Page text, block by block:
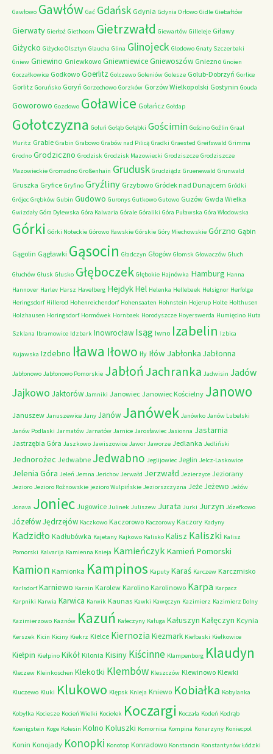
Gawłowo Gawłów Gać Gdańsk Gdynia Gdynia Orłowo Gidle Giebałtów
Gierwaty Gierłoż Giethoorn Gietrzwałd Giewartów Gilleleje Giławy
Giżycko Giżycko Olsztyn Glaucha Glina Glinojeck Glodowo Gnaty Szczerbaki
Gniew Gniewino Gniewkowo GniewniewiceGniewoszów Gniezno Gnoien
Goczałkowice Godkowo Goerlitz Golczewo Goleniów Golesze Golub-Dobrzyń Gorlice
Gorlitz Goruńsko Goryń Gorzechowo Gorzków Gorzów Wielkopolski Gostynin Gouda
Goworowo Gozdowo Goławice Gołańcz Gołdap
Gołotczyzna Gołuń Gołąb Gołąbki Gościmin Gościno Goźlin Graal
Muritz Grabie Grabin Grabowo Grabów nad Pilicą Gradki Graested Greifswald Grimma
Grodno Grodziczno Grodzisk Grodzisk Mazowiecki Grodziszcze Grodziszcze
Mazowieckie Gromadno Großenhain Grudusk Grudziądz Gruenewald Grunwald
Gruszka Gryfice Gryfino Gryźliny Grzybowo Gródek nad Dunajcem Gródki
Grójec Grębków Gubin Gudowo Guronys Gutkowo Gutowo Guzów Gwda Wielka
Gwizdały Góra Dylewska Góra Kalwaria Górale Góraliki Góra Puławska Góra Włodowska
Górki Górki Noteckie Górowo Iławskie Górskie Góry Miechowskie Górzno Gąbin
Gągolin Gągławki Gąsocin Gładczyn Głogów Głomsk Głowaczów Głuch
Głuchów Głusk Głusko Głęboczek Głębokie Hajnówka Hamburg Hanna
Hannover Harlev Harsz Havelberg HejdykHel Helenka Hellebaek Helsignor Herfolge
Heringsdorf Hillerod Hohenreichendorf Hohensaaten Hohnstein Hojerup Holte Holthusen
Holzhausen Horingsdorf Hormówek Hornbaek Horodyszcze Hoyerswerda Humięcino Huta
Szklana Ibramowice Idzbark Inowrocław Isąg Iwno Izabelin Izbica
Kujawska Izdebno Iława Iłowo Iły Iłów Jabłonka Jabłonna
Jabłonowo Jabłonowo Pomorskie JabłońJachranka Jadwisin Jadów
Jajkowo Jaktorów Jamniki Janowiec Janowiec Kościelny Janowo
Januszew Januszewice Jany Janów Janówek Janówko Janów Lubelski
Janów Podlaski Jarmatów Jarnatów Jarnice Jarosławiec Jasionna Jastarnia
Jastrzębia Góra Jaszkowo Jawiszowice Jawor Jaworze Jedlanka Jedliński
Jednorożec Jedwabne Jedwabno Jeglijowiec Jeglin Jelcz-Laskowice
Jelenia Góra Jeleń Jemna Jerichov Jerwałd Jerzwałd Jezierzyce Jeziorany
Jezioro Jezioro Rożnowskie jezioro Wulpińskie Jeziorszczyzna Jeże Jeżewo Jeżów
Jonava Joniec Jugowice Julinek Juliszew Jurata Jurki Jurzyn Józefkowo
JózefówJędrzejów Kaczkowo Kaczorowo Kaczorowy Kaczory Kadyny
Kadzidło Kadłubówka Kajetany Kajkowo Kalisko Kalisz Kaliszki Kalisz
Pomorski Kalvarija Kamienna Knieja Kamieńczyk Kamień Pomorski
Kamion Kamionka Kampinos Kaputy Karaś Karczew Karczmisko
Karlsdorf Karniewo Karnin Karolew Karolino Karolinowo Karpa Karpacz
Karpniki Karwia Karwica Karwik Kaunas Kawki Kawęczyn Kazimierz Kazimierz Dolny
Kazimierzowo Kaznów Kazuń Kałeczyny Kaługa Kałuszyn Kałęczyn Kcynia
Kerszek Kicin Kiciny Kiekrz Kielce Kiernozia Kiezmark Kiełbaski Kiełkowice
Kiełpin Kiełpino Kikół Kilonia Kisiny Kiścinne Klampenborg Klaudyn
Kleczew Kleinkoschen Klekotki Klembów Kleszczów Klewinowo Klewki
Kluczewo Kluki Klukowo Klępsk Knieja Kniewo Kobiałka Kobylanka
Kobyłka Kociesze Kocień Wielki Kociołek Koczargi Koczała Kodeń Kodrąb
Koenigstein Koge Kolesin Kolno Koluszki Komornica Kompina Konarzyny Koniecpol
Konin Konojady Konopki Konotop Konradowo Konstancin Konstantynów Łódzki